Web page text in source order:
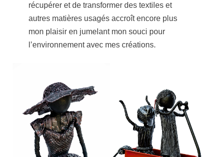
récupérer et de transformer des textiles et
autres matières usagés accroît encore plus
mon plaisir en jumelant mon souci pour
l’environnement avec mes créations.